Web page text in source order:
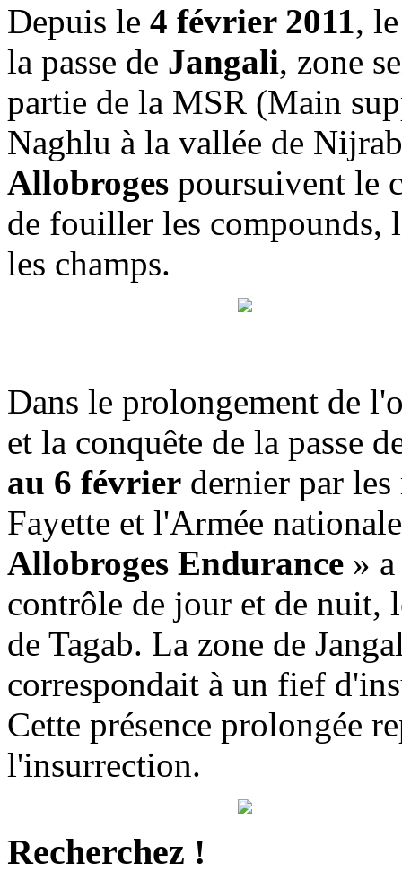
Depuis le 4 février 2011,
la passe de Jangali, zone
partie de la MSR (Main
Naghlu à la vallée de
Allobroges poursuivent le
de fouiller les compounds,
les champs.
Dans le prolongement de
et la conquête de la passe
au 6 février dernier par
Fayette et l'Armée
Allobroges Endurance »
contrôle de jour et de nuit,
de Tagab. La zone de
correspondait à un fief
Cette présence prolongée
l'insurrection.
Recherchez !